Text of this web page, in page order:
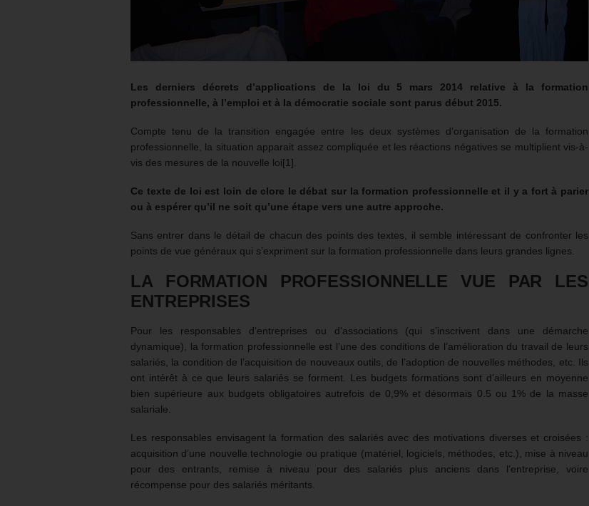
Les derniers décrets d’applications de la loi du 5 mars 2014 relative à la formation
professionnelle, à l’emploi et à la démocratie sociale sont parus début 2015.
Compte tenu de la transition engagée entre les deux systèmes d’organisation de la formation
professionnelle, la situation apparait assez compliquée et les réactions négatives se multiplient vis-à-
vis des mesures de la nouvelle loi[1].
Ce texte de loi est loin de clore le débat sur la formation professionnelle et il y a fort à parier
ou à espérer qu’il ne soit qu’une étape vers une autre approche.
Sans entrer dans le détail de chacun des points des textes, il semble intéressant de confronter les
points de vue généraux qui s’expriment sur la formation professionnelle dans leurs grandes lignes.
LA FORMATION PROFESSIONNELLE VUE PAR LES
ENTREPRISES
Pour les responsables d’entreprises ou d’associations (qui s’inscrivent dans une démarche
dynamique), la formation professionnelle est l’une des conditions de l’amélioration du travail de leurs
salariés, la condition de l’acquisition de nouveaux outils, de l’adoption de nouvelles méthodes, etc. Ils
ont intérêt à ce que leurs salariés se forment. Les budgets formations sont d’ailleurs en moyenne
bien supérieure aux budgets obligatoires autrefois de 0,9% et désormais 0.5 ou 1% de la masse
salariale.
Les responsables envisagent la formation des salariés avec des motivations diverses et croisées :
acquisition d’une nouvelle technologie ou pratique (matériel, logiciels, méthodes, etc.), mise à niveau
pour des entrants, remise à niveau pour des salariés plus anciens dans l’entreprise, voire
récompense pour des salariés méritants.